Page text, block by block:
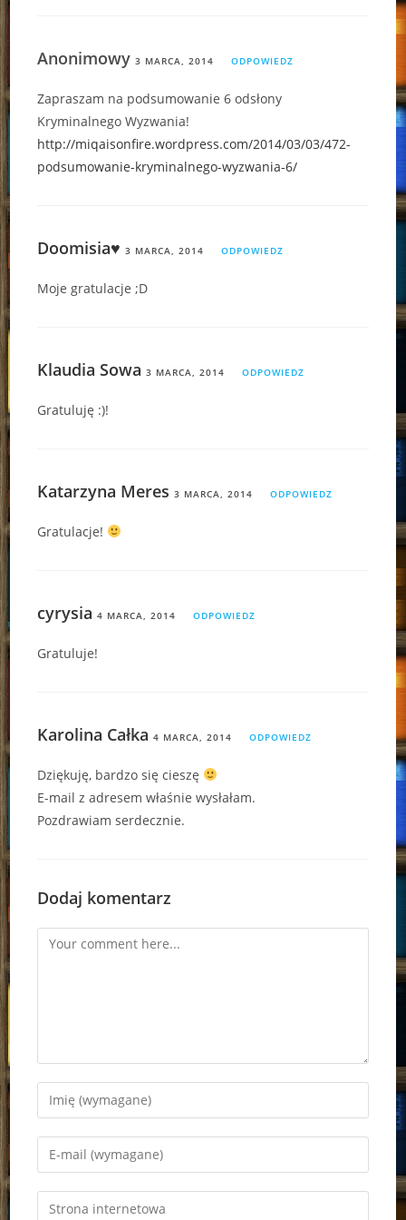
Anonimowy3 MARCA, 2014 ODPOWIEDZ
Zapraszam na podsumowanie 6 odsłony
Kryminalnego Wyzwania!
http://miqaisonfire.wordpress.com/2014/03/03/472-
podsumowanie-kryminalnego-wyzwania-6/
Doomisia♥ 3 MARCA, 2014 ODPOWIEDZ
Moje gratulacje ;D
Klaudia Sowa 3 MARCA, 2014 ODPOWIEDZ
Gratuluję :)!
Katarzyna Meres 3 MARCA, 2014 ODPOWIEDZ
Gratulacje!
cyrysia 4 MARCA, 2014 ODPOWIEDZ
Gratuluje!
Karolina Całka 4 MARCA, 2014 ODPOWIEDZ
Dziękuję, bardzo się cieszę
E-mail z adresem właśnie wysłałam.
Pozdrawiam serdecznie.
Dodaj komentarz
Comment
Enter
your
name
Enter
your
email
address
Enter